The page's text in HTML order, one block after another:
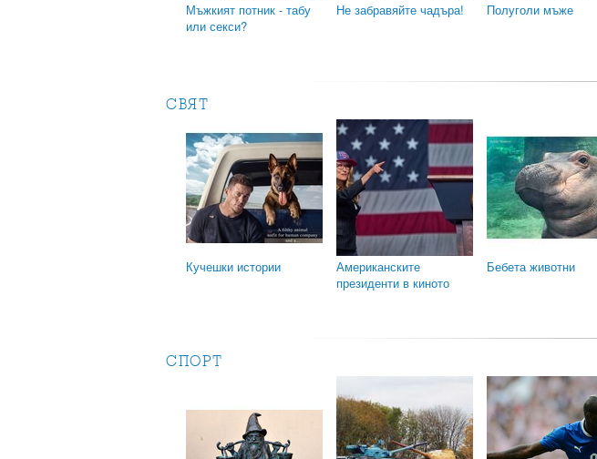
Мъжкият потник - табу
или секси?
Не забравяйте чадъра! Полуголи мъже
СВЯТ
Кучешки истории
Американските
президенти в киното
Бебета животни
СПОРТ